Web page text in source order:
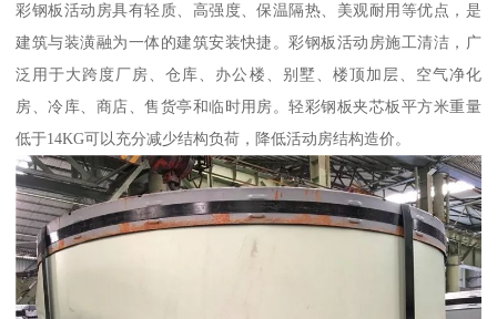
彩钢板活动房具有轻质、高强度、保温隔热、美观耐用等优点，是
建筑与装潢融为一体的建筑安装快捷。彩钢板活动房施工清洁，广
泛用于大跨度厂房、仓库、办公楼、别墅、楼顶加层、空气净化
房、冷库、商店、售货亭和临时用房。轻彩钢板夹芯板平方米重量
低于14KG可以充分减少结构负荷，降低活动房结构造价。